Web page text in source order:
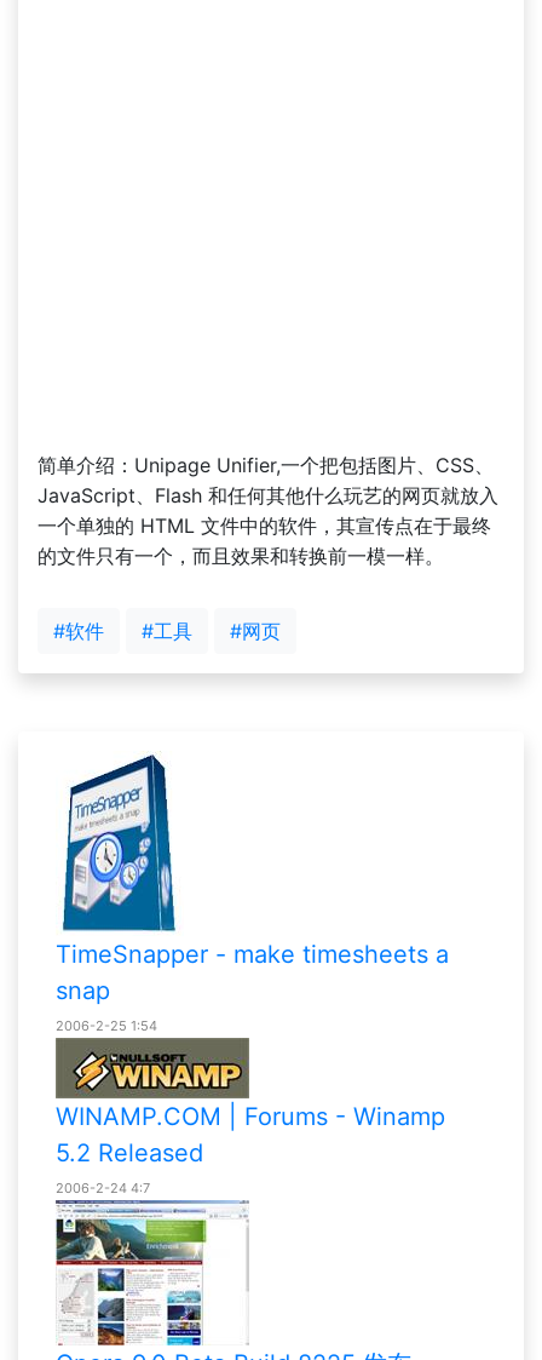
简单介绍：Unipage Unifier,一个把包括图片、CSS、
JavaScript、Flash 和任何其他什么玩艺的网页就放入
一个单独的 HTML 文件中的软件，其宣传点在于最终
的文件只有一个，而且效果和转换前一模一样。
#软件 #工具 #网页
TimeSnapper - make timesheets a
snap
2006-2-25 1:54
WINAMP.COM | Forums - Winamp
5.2 Released
2006-2-24 4:7